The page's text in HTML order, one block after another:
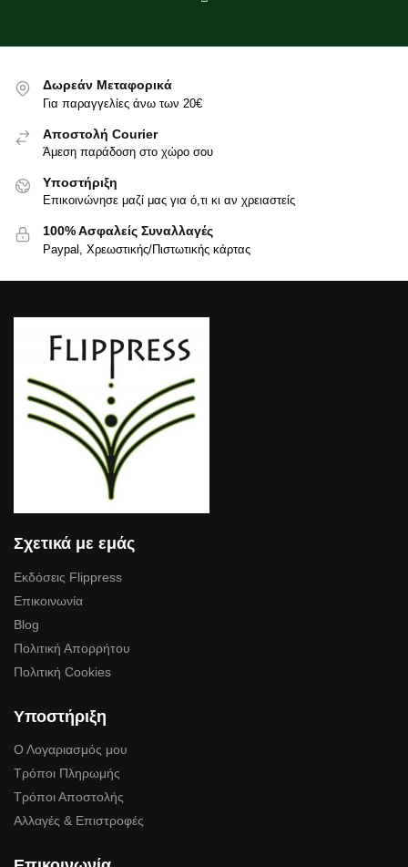
Δωρεάν Μεταφορικά
Για παραγγελίες άνω των 20€
Αποστολή Courier
Άμεση παράδοση στο χώρο σου
Υποστήριξη
Επικοινώνησε μαζί μας για ό,τι κι αν χρειαστείς
100% Ασφαλείς Συναλλαγές
Paypal, Χρεωστικής/Πιστωτικής κάρτας
Σχετικά με εμάς
Εκδόσεις Flippress
Επικοινωνία
Blog
Πολιτική Απορρήτου
Πολιτική Cookies
Υποστήριξη
Ο Λογαριασμός μου
Τρόποι Πληρωμής
Τρόποι Αποστολής
Αλλαγές & Επιστροφές